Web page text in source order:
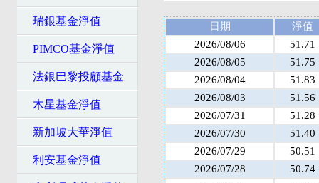
瑞銀基金淨值
PIMCO基金淨值
法銀巴黎投顧基金
木星基金淨值
新加坡大華淨值
利安基金淨值
日期
淨值
2026/08/06
51.71
2026/08/05
51.75
2026/08/04
51.83
2026/08/03
51.56
2026/07/31
51.28
2026/07/30
51.40
2026/07/29
50.51
2026/07/28
50.74